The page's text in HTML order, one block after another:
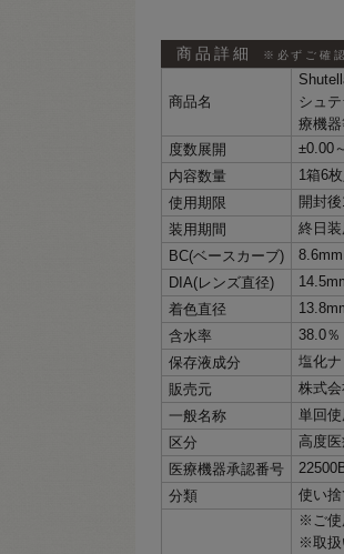
商品詳細 ※必ずご確
商品名
シュ
療機器
度数展開
±0.00
内容数量
1箱6枚
使用期限
開封後
装用期間
終日装
BC(ベースカーブ)
8.6mm
DIA(レンズ直径)
着色直径
含水率
38.0％
保存液成分
塩化
販売元
株式
一般名称
単回
区分
高度
医療機器承認番号
分類
使い捨
※ご使
※取扱